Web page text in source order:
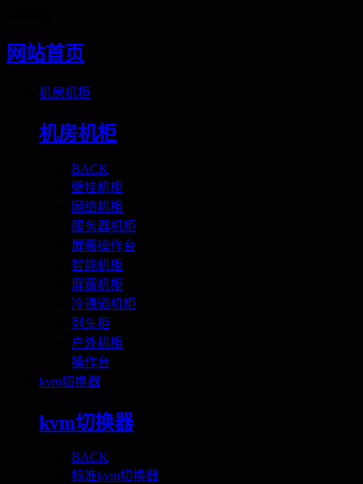
网站首页
机房机柜
机房机柜
BACK
壁挂机柜
网络机柜
服务器机柜
屏蔽操作台
智能机柜
屏蔽机柜
冷通道机柜
列头柜
户外机柜
操作台
kvm切换器
kvm切换器
BACK
标准kvm切换器